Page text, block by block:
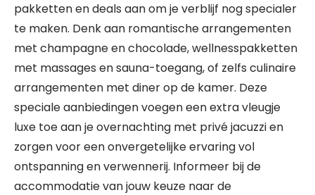
pakketten en deals aan om je verblijf nog specialer
te maken. Denk aan romantische arrangementen
met champagne en chocolade, wellnesspakketten
met massages en sauna-toegang, of zelfs culinaire
arrangementen met diner op de kamer. Deze
speciale aanbiedingen voegen een extra vleugje
luxe toe aan je overnachting met privé jacuzzi en
zorgen voor een onvergetelijke ervaring vol
ontspanning en verwennerij. Informeer bij de
accommodatie van jouw keuze naar de